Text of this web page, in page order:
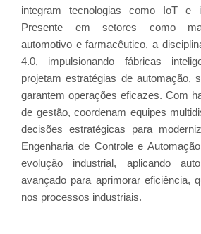
integram tecnologias como IoT e
Presente em setores como
automotivo e farmacêutico, a
4.0, impulsionando fábricas
projetam estratégias de automação,
garantem operações eficazes. Com
de gestão, coordenam equipes
decisões estratégicas para
Engenharia de Controle e
evolução industrial, aplicando
avançado para aprimorar eficiência,
nos processos industriais.